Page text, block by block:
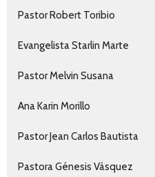
Pastor Robert Toribio
Evangelista Starlin Marte
Pastor Melvin Susana
Ana Karin Morillo
Pastor Jean Carlos Bautista
Pastora Génesis Vásquez